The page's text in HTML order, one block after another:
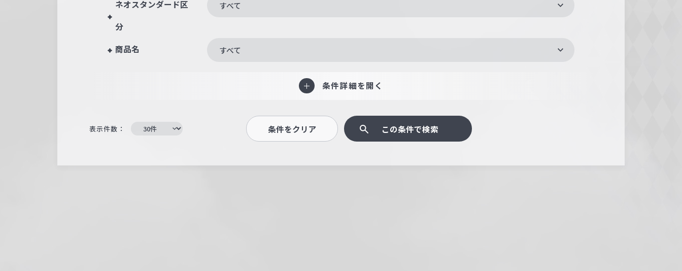
ネオスタンダード区
分
すべて
商品名 すべて
条件詳細を開く
表示件数： 条件をクリア この条件で検索